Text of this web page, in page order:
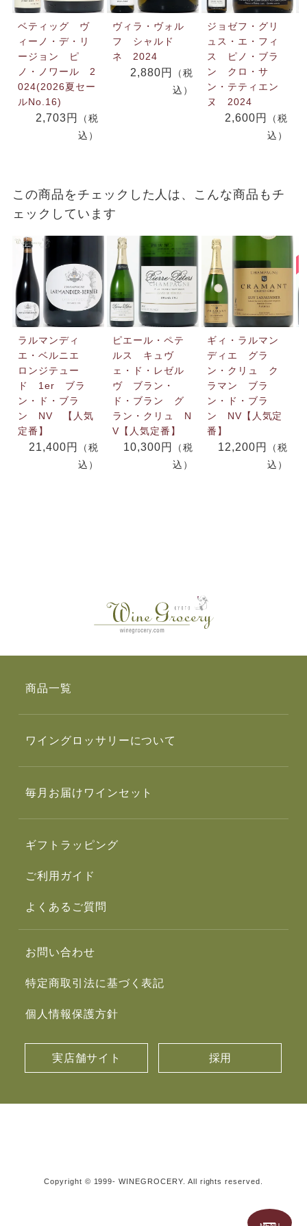
ベティッグ ヴ
ィーノ・デ・リ
ージョン ピ
ノ・ノワール 2
024(2026夏セー
ルNo.16)
2,703円
（税
込）
ヴィラ・ヴォル
フ シャルド
ネ 2024
2,880円
（税
込）
ジョゼフ・グリ
ュス・エ・フィ
ス ピノ・ブラ
ン クロ・サ
ン・テティエン
ヌ 2024
2,600円
（税
込）
この商品をチェックした人は、こんな商品もチ
ェックしています
ラルマンディ
エ・ベルニエ
ロンジテュー
ド 1er ブラ
ン・ド・ブラ
ン NV 【人気
定番】
21,400円
（税
込）
ピエール・ペテ
ルス キュヴ
ェ・ド・レゼル
ヴ ブラン・
ド・ブラン グ
ラン・クリュ N
V【人気定番】
10,300円
（税
込）
ギィ・ラルマン
ディエ グラ
ン・クリュ ク
ラマン ブラ
ン・ド・ブラ
ン NV【人気定
番】
12,200円
（税
込）
商品一覧
ワイングロッサリーについて
毎月お届けワインセット
ギフトラッピング
ご利用ガイド
よくあるご質問
お問い合わせ
特定商取引法に基づく表記
個人情報保護方針
実店舗サイト 採用
Copyright © 1999- WINEGROCERY. All rights reserved.